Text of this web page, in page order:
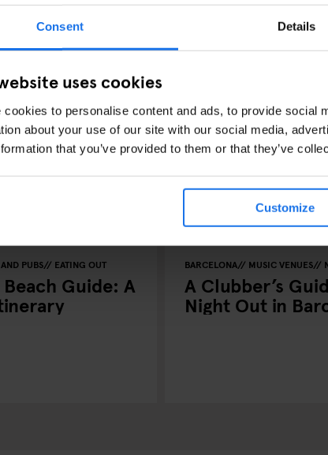
Consent Details
uses cookies
cookies to personalise content and ads, to provide social
about your use of our site with our social media,
that you’ve provided to them or that they’ve
Customize
PUBS EATING OUT
Guide: A
BARCELONA MUSIC VENUES
A Clubber’s
Night Out in